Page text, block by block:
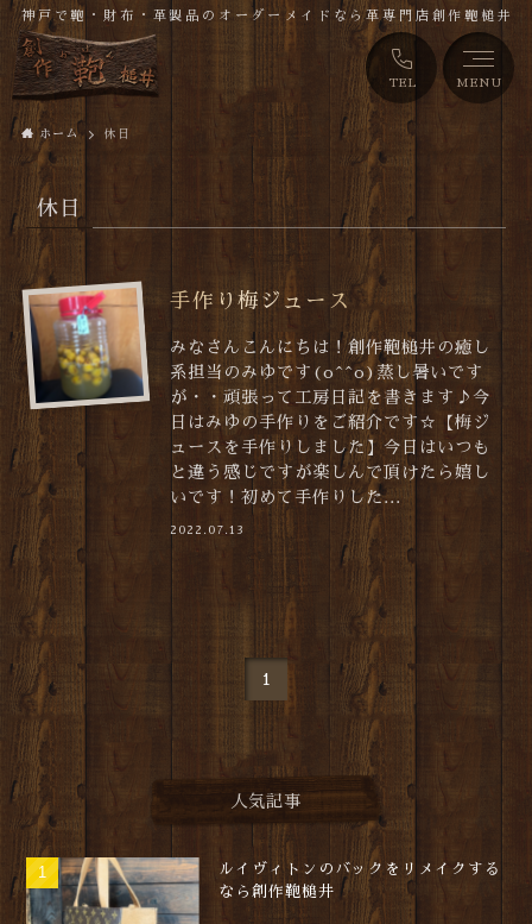
TEL MENU
神戸で鞄・財布・革製品のオーダーメイドなら革専門店創作鞄槌井
ホーム 休日
休日
手作り梅ジュース
みなさんこんにちは！創作鞄槌井の癒し
系担当のみゆです(o^^o)蒸し暑いです
が・・頑張って工房日記を書きます♪今
日はみゆの手作りをご紹介です☆【梅ジ
ュースを手作りしました】今日はいつも
と違う感じですが楽しんで頂けたら嬉し
いです！初めて手作りした...
2022.07.13
1
人気記事
ルイヴィトンのバックをリメイクする
なら創作鞄槌井